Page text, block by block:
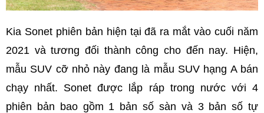
Kia Sonet phiên bản hiện tại đã ra mắt vào cuối năm
2021 và tương đối thành công cho đến nay. Hiện,
mẫu SUV cỡ nhỏ này đang là mẫu SUV hạng A bán
chạy nhất. Sonet được lắp ráp trong nước với 4
phiên bản bao gồm 1 bản số sàn và 3 bản số tự